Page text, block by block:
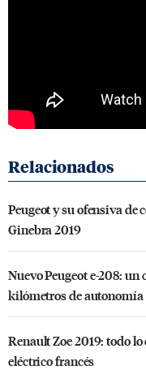
Peugeot y su ofensiva de
Ginebra 2019
Nuevo Peugeot e-208: un
kilómetros de autonomía
Renault Zoe 2019: todo
eléctrico francés